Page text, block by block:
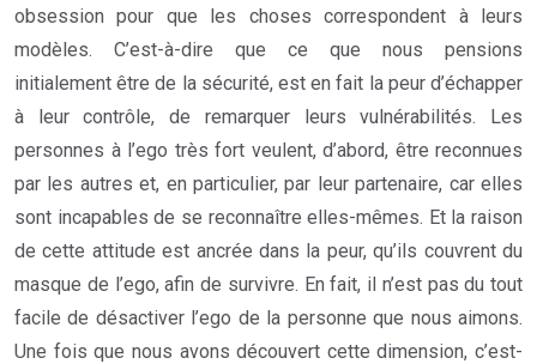
obsession pour que les choses correspondent à leurs
modèles. C’est-à-dire que ce que nous pensions
initialement être de la sécurité, est en fait la peur d’échapper
à leur contrôle, de remarquer leurs vulnérabilités. Les
personnes à l’ego très fort veulent, d’abord, être reconnues
par les autres et, en particulier, par leur partenaire, car elles
sont incapables de se reconnaître elles-mêmes. Et la raison
de cette attitude est ancrée dans la peur, qu’ils couvrent du
masque de l’ego, afin de survivre. En fait, il n’est pas du tout
facile de désactiver l’ego de la personne que nous aimons.
Une fois que nous avons découvert cette dimension, c’est-